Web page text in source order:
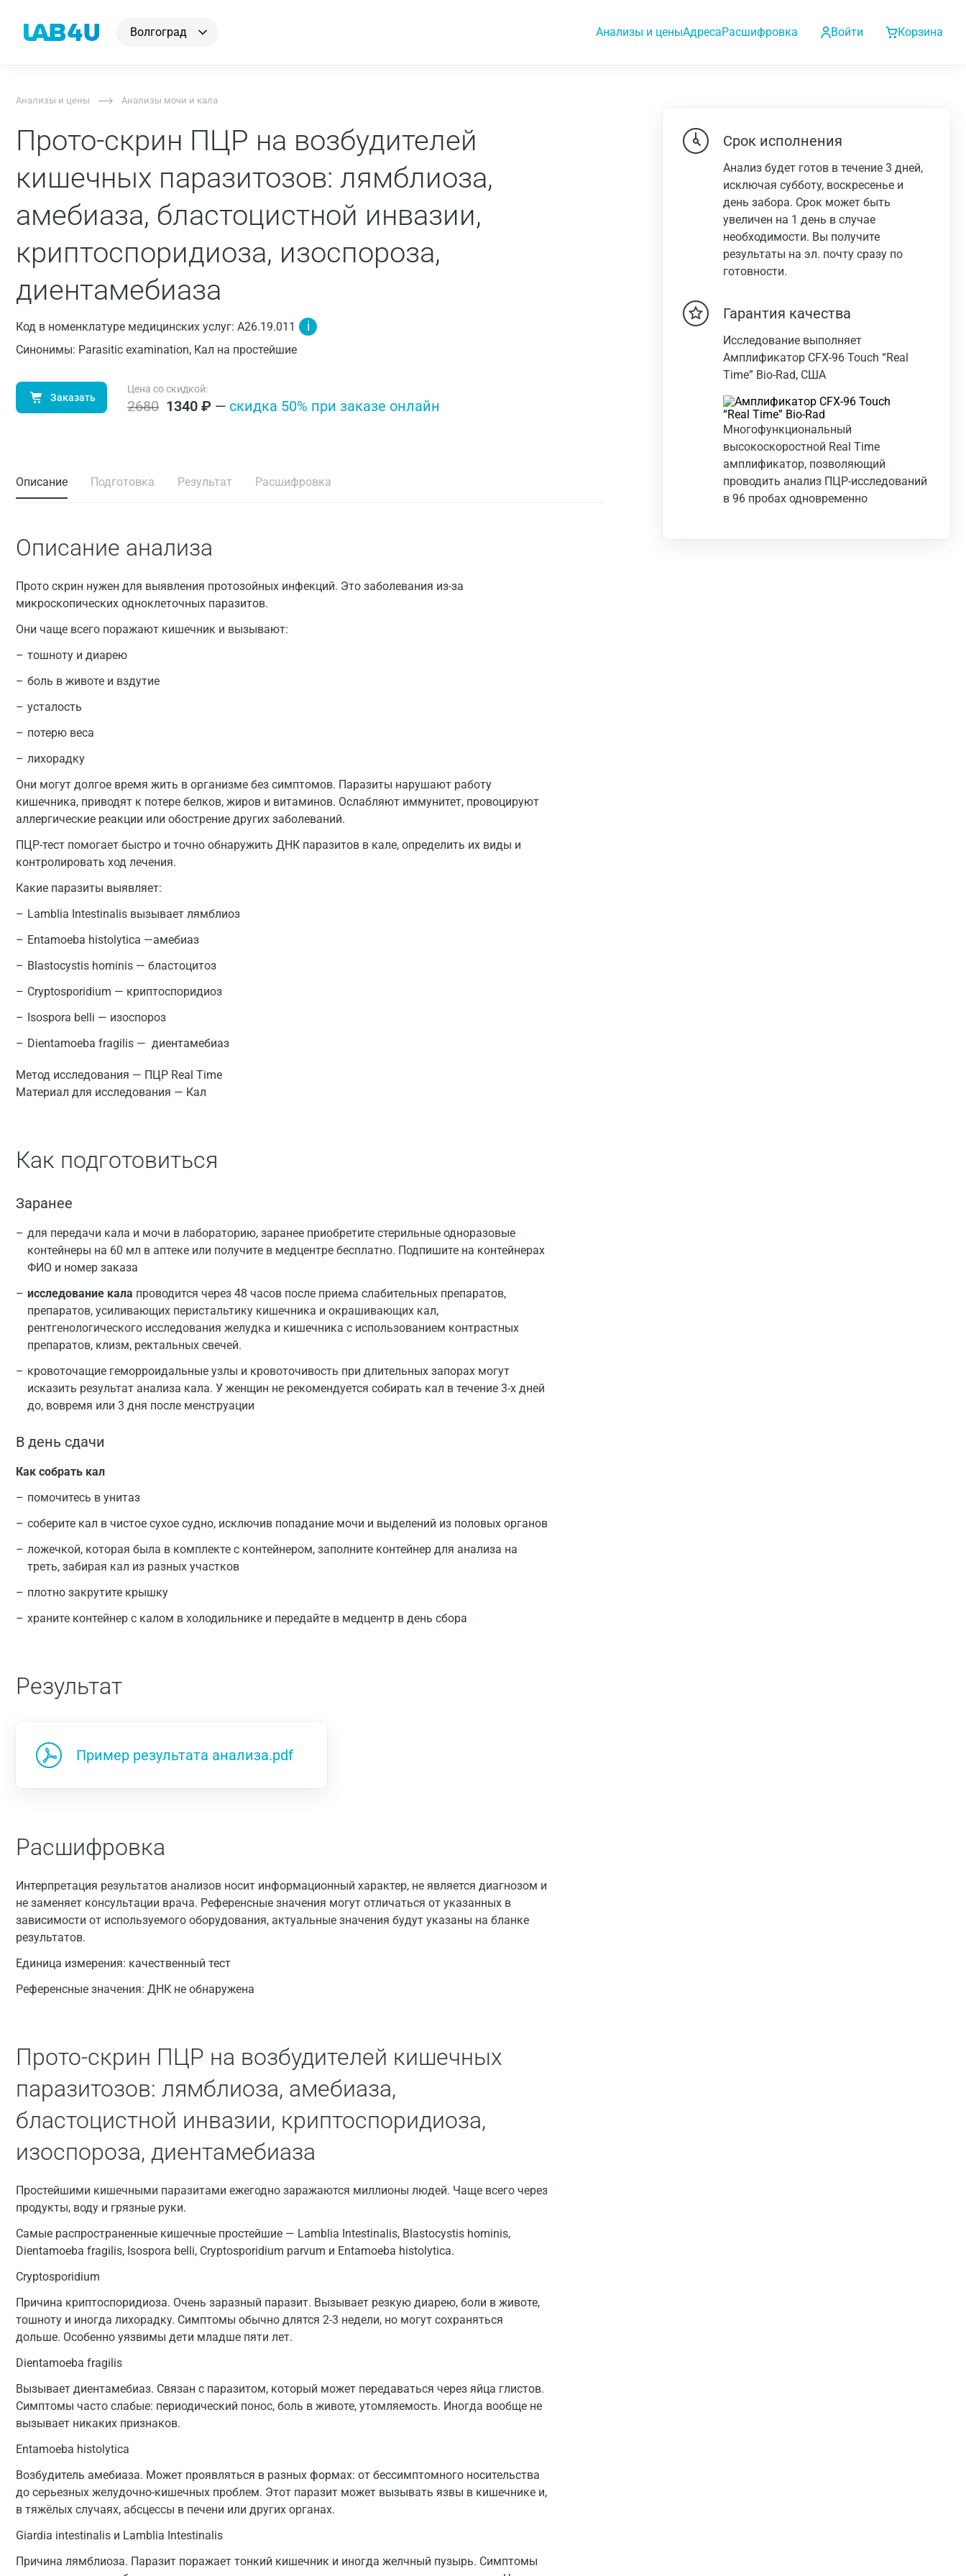
Волгоград Анализы и ценыАдресаРасшифровка Войти Корзина
Анализы и цены Анализы мочи и кала
Прото-скрин ПЦР на возбудителей
кишечных паразитозов: лямблиоза,
амебиаза, бластоцистной инвазии,
криптоспоридиоза, изоспороза,
диентамебиаза
Код в номенклатуре медицинских услуг: A26.19.011 i
Синонимы: Parasitic examination, Кал на простейшие
Заказать
Цена со скидкой:
2680 1340 ₽ — cкидка 50% при заказе онлайн
Описание Подготовка Результат Расшифровка
Описание анализа
Прото скрин нужен для выявления протозойных инфекций. Это заболевания из-за
микроскопических одноклеточных паразитов.
Они чаще всего поражают кишечник и вызывают:
тошноту и диарею
боль в животе и вздутие
усталость
потерю веса
лихорадку
Они могут долгое время жить в организме без симптомов. Паразиты нарушают работу
кишечника, приводят к потере белков, жиров и витаминов. Ослабляют иммунитет, провоцируют
аллергические реакции или обострение других заболеваний.
ПЦР-тест помогает быстро и точно обнаружить ДНК паразитов в кале, определить их виды и
контролировать ход лечения.
Какие паразиты выявляет:
Lamblia Intestinalis вызывает лямблиоз
Entamoeba histolytica —амебиаз
Blastocystis hominis — бластоцитоз
Cryptosporidium — криптоспоридиоз
Isospora belli — изоспороз
Dientamoeba fragilis — диентамебиаз
Метод исследования — ПЦР Real Time
Материал для исследования — Кал
Как подготовиться
Заранее
для передачи кала и мочи в лабораторию, заранее приобретите стерильные одноразовые
контейнеры на 60 мл в аптеке или получите в медцентре бесплатно. Подпишите на контейнерах
ФИО и номер заказа
исследование кала проводится через 48 часов после приема слабительных препаратов,
препаратов, усиливающих перистальтику кишечника и окрашивающих кал,
рентгенологического исследования желудка и кишечника с использованием контрастных
препаратов, клизм, ректальных свечей.
кровоточащие геморроидальные узлы и кровоточивость при длительных запорах могут
исказить результат анализа кала. У женщин не рекомендуется собирать кал в течение 3-х дней
до, вовремя или 3 дня после менструации
В день сдачи
Как собрать кал
помочитесь в унитаз
соберите кал в чистое сухое судно, исключив попадание мочи и выделений из половых органов
ложечкой, которая была в комплекте с контейнером, заполните контейнер для анализа на
треть, забирая кал из разных участков
плотно закрутите крышку
храните контейнер с калом в холодильнике и передайте в медцентр в день сбора
Результат
Пример результата анализа.pdf
Расшифровка
Интерпретация результатов анализов носит информационный характер, не является диагнозом и
не заменяет консультации врача. Референсные значения могут отличаться от указанных в
зависимости от используемого оборудования, актуальные значения будут указаны на бланке
результатов.
Единица измерения: качественный тест
Референсные значения: ДНК не обнаружена
Прото-скрин ПЦР на возбудителей кишечных
паразитозов: лямблиоза, амебиаза,
бластоцистной инвазии, криптоспоридиоза,
изоспороза, диентамебиаза
Простейшими кишечными паразитами ежегодно заражаются миллионы людей. Чаще всего через
продукты, воду и грязные руки.
Самые распространенные кишечные простейшие — Lamblia Intestinalis, Blastocystis hominis,
Dientamoeba fragilis, Isospora belli, Cryptosporidium parvum и Entamoeba histolytica.
Cryptosporidium
Причина криптоспоридиоза. Очень заразный паразит. Вызывает резкую диарею, боли в животе,
тошноту и иногда лихорадку. Симптомы обычно длятся 2-3 недели, но могут сохраняться
дольше. Особенно уязвимы дети младше пяти лет.
Dientamoeba fragilis
Вызывает диентамебиаз. Связан с паразитом, который может передаваться через яйца глистов.
Симптомы часто слабые: периодический понос, боль в животе, утомляемость. Иногда вообще не
вызывает никаких признаков.
Entamoeba histolytica
Возбудитель амебиаза. Может проявляться в разных формах: от бессимптомного носительства
до серьезных желудочно-кишечных проблем. Этот паразит может вызывать язвы в кишечнике и,
в тяжёлых случаях, абсцессы в печени или других органах.
Giardia intestinalis и Lamblia Intestinalis
Причина лямблиоза. Паразит поражает тонкий кишечник и иногда желчный пузырь. Симптомы
Срок исполнения
Анализ будет готов в течение 3 дней,
исключая субботу, воскресенье и
день забора. Срок может быть
увеличен на 1 день в случае
необходимости. Вы получите
результаты на эл. почту сразу по
готовности.
Гарантия качества
Исследование выполняет
Амплификатор CFX-96 Touch “Real
Time” Bio-Rad, США
Многофункциональный
высокоскоростной Real Time
амплификатор, позволяющий
проводить анализ ПЦР-исследований
в 96 пробах одновременно
Альметьевск
Волгоград
Голубое
Дзержинск
Домодедово
Звенигород
Ивантеевка
Йошкар-Ола